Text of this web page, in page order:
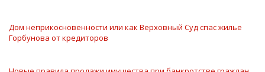
Дом неприкосновенности или как Верховный Суд спас жилье
Горбунова от кредиторов